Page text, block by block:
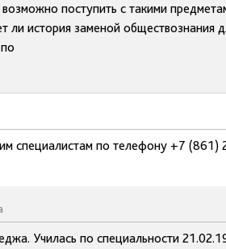
поступить с такими
ли история заменой обществознания
специалистам по телефону +7 (861)
Училась по специальности